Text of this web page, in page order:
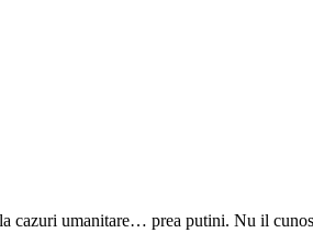
umanitare… prea putini. Nu il